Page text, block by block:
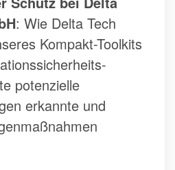
: Wie Delta Tech
Kompakt-Toolkits
potenzielle
erkannte und